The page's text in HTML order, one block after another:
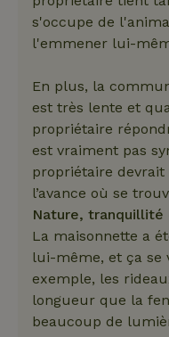
s'occupe de
l'emmener lui-
En plus, la
est très lente et
propriétaire
est vraiment pas
propriétaire
l’avance où se
Nature, tranquillité
La maisonnette a
lui-même, et ça se
exemple, les
longueur que la
beaucoup de